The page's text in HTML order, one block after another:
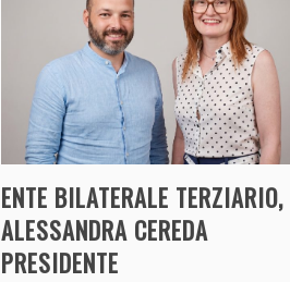
ENTE BILATERALE TERZIARIO,
ALESSANDRA CEREDA
PRESIDENTE